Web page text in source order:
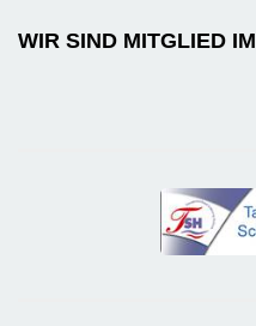
WIR SIND MITGLIED IM